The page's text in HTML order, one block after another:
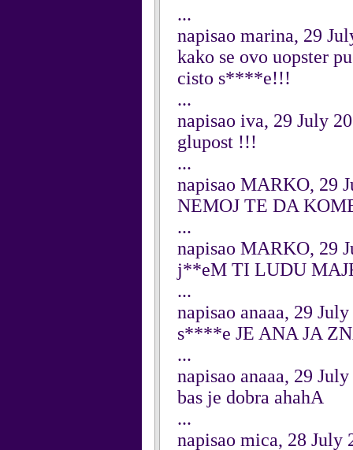
...
napisao marina, 29
kako se ovo uopster
cisto s****e!!!
...
napisao iva, 29 July
glupost !!!
...
napisao MARKO, 29
NEMOJ TE DA
...
napisao MARKO, 29
j**eM TI LUDU
...
napisao anaaa, 29
s****e JE ANA JA
...
napisao anaaa, 29
bas je dobra ahahA
...
napisao mica, 28 July